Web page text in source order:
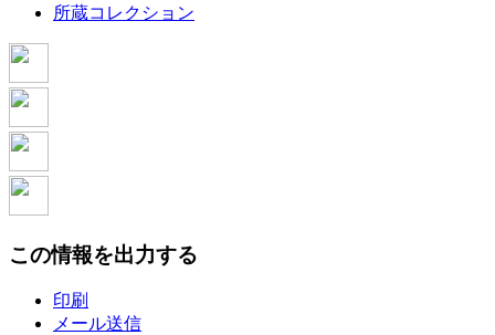
所蔵コレクション
この情報を出力する
印刷
メール送信